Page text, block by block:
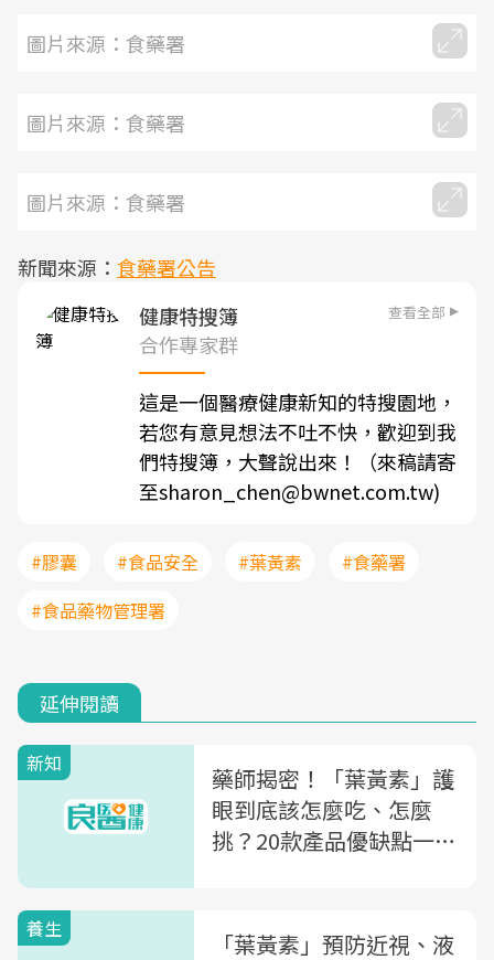
圖片來源：食藥署
圖片來源：食藥署
圖片來源：食藥署
新聞來源： 食藥署公告
健康特搜簿
查看全部
合作專家群
這是一個醫療健康新知的特搜園地，
若您有意見想法不吐不快，歡迎到我
們特搜簿，大聲說出來！（來稿請寄
至sharon_chen@bwnet.com.tw)
#膠囊 #食品安全 #葉黃素
#食藥署
#食品藥物管理署
延伸閱讀
新知
藥師揭密！「葉黃素」護
眼到底該怎麼吃、怎麼
挑？20款產品優缺點一次
養生
「葉黃素」預防近視、液